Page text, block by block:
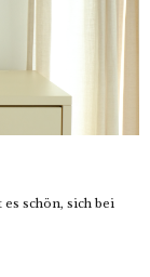
schön, sich bei